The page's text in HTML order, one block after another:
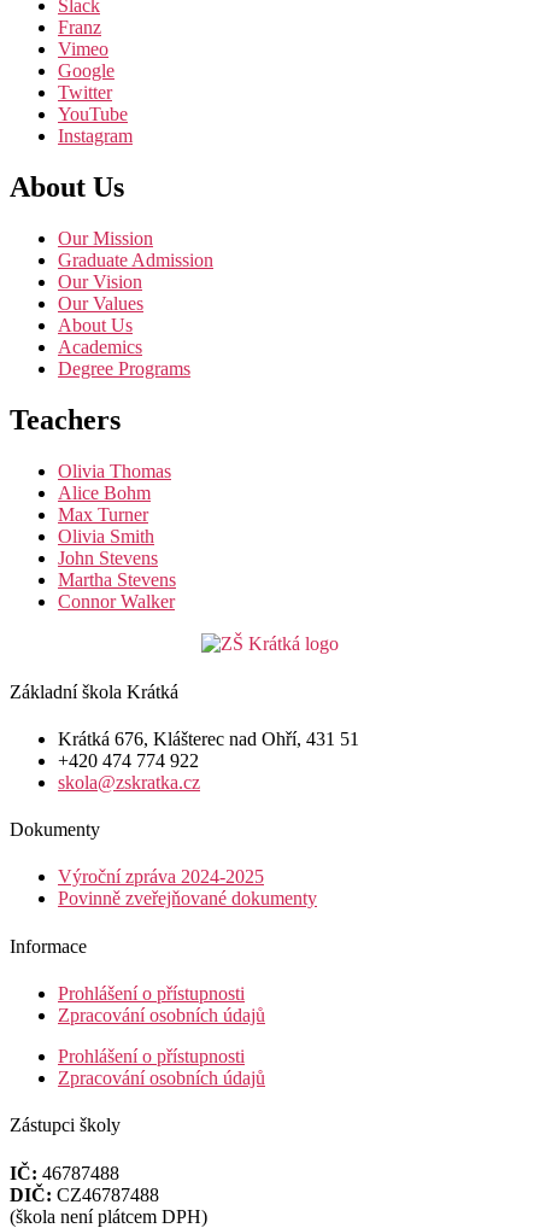
Slack
Franz
Vimeo
Google
Twitter
YouTube
Instagram
About Us
Our Mission
Graduate Admission
Our Vision
Our Values
About Us
Academics
Degree Programs
Teachers
Olivia Thomas
Alice Bohm
Max Turner
Olivia Smith
John Stevens
Martha Stevens
Connor Walker
Základní škola Krátká
Krátká 676, Klášterec nad Ohří, 431 51
+420 474 774 922
skola@zskratka.cz
Dokumenty
Výroční zpráva 2024-2025
Povinně zveřejňované dokumenty
Informace
Prohlášení o přístupnosti
Zpracování osobních údajů
Prohlášení o přístupnosti
Zpracování osobních údajů
Zástupci školy
IČ: 46787488
DIČ: CZ46787488
(škola není plátcem DPH)